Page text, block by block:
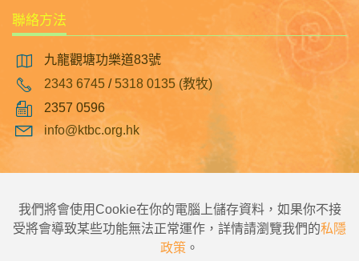
聯絡方法
九龍觀塘功樂道83號
2343 6745 / 5318 0135 (教牧)
2357 0596
info@ktbc.org.hk
觀塘浸信會彩明幼稚園
©2026 觀塘浸信會 版權所有，不得轉載。
我們將會使用Cookie在你的電腦上儲存資料，如果你不接
受將會導致某些功能無法正常運作，詳情請瀏覽我們的私隱
政策 。